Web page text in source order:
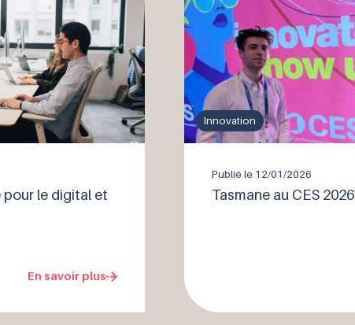
pour le digital et
En savoir plus
Innovation
Publié le 12/01/2026
Tasmane au CES 2026